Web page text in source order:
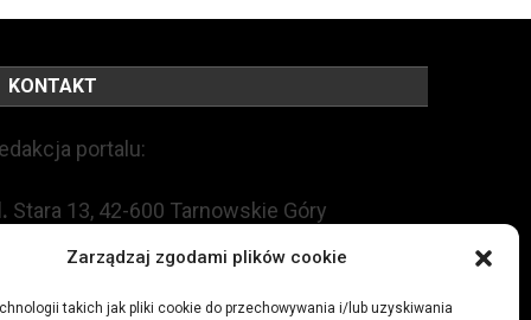
Zarządzaj zgodami plików cookie
takich jak pliki cookie do przechowywania i/lub uzyskiwania
KONTAKT
portalu:
Stara 13, 42-600 Tarnowskie Góry
+48 509 547 822